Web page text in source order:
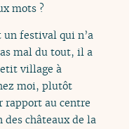
mots ?
un festival qui n’a
mal du tout, il a
village à
moi, plutôt
rapport au centre
des châteaux de la